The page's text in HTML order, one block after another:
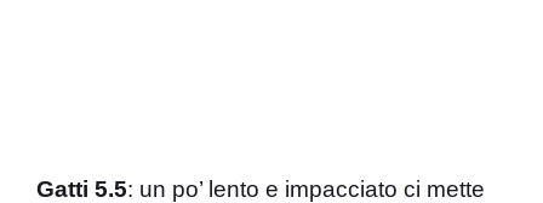
Gatti 5.5: un po’ lento e impacciato ci mette